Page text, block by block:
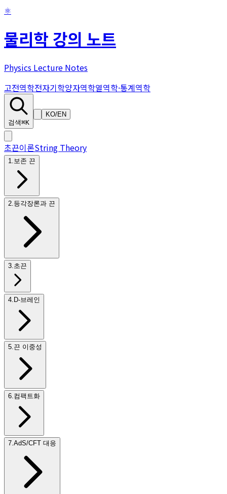
⚛
물리학 강의 노트
Physics Lecture Notes
고전역학전자기학양자역학열역학·통계역학
검색⌘K
KO/EN
초끈이론String Theory
1 보존 끈
2 등각장론과 끈
3 초끈
4 D-브레인
5 끈 이중성
6 컴팩트화
7 AdS/CFT 대응